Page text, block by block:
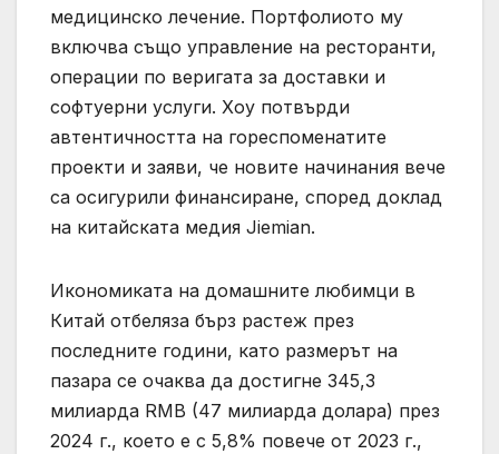
медицинско лечение. Портфолиото му
включва също управление на ресторанти,
операции по веригата за доставки и
софтуерни услуги. Хоу потвърди
автентичността на гореспоменатите
проекти и заяви, че новите начинания вече
са осигурили финансиране, според доклад
на китайската медия Jiemian.
Икономиката на домашните любимци в
Китай отбеляза бърз растеж през
последните години, като размерът на
пазара се очаква да достигне 345,3
милиарда RMB (47 милиарда долара) през
2024 г., което е с 5,8% повече от 2023 г.,